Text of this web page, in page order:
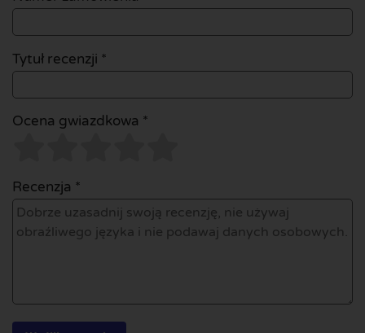
Tytuł recenzji *
Ocena gwiazdkowa *
Recenzja *